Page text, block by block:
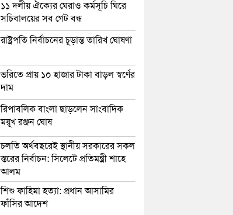
১১ দলীয় ঐক্যের ঘেরাও কর্মসূচি ঘিরে
সচিবালয়ের সব গেট বন্ধ
রাষ্ট্রপতি নির্বাচনের চূড়ান্ত তারিখ ঘোষণা
ভরিতে প্রায় ১০ হাজার টাকা বাড়ল স্বর্ণের
দাম
রিপাবলিক বাংলা ছাড়লেন সাংবাদিক
ময়ূখ রঞ্জন ঘোষ
চলতি অর্থবছরেই স্থানীয় সরকারের সকল
স্তরের নির্বাচন: সিলেটে প্রতিমন্ত্রী শাহে
আলম
শিশু ফাহিমা হত্যা: প্রধান আসামির
ফাঁসির আদেশ